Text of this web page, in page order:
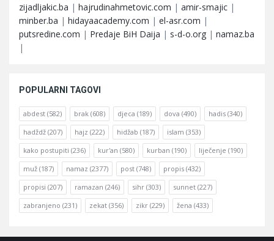
zijadljakic.ba | hajrudinahmetovic.com | amir-smajic |
minber.ba | hidayaacademy.com | el-asr.com |
putsredine.com | Predaje BiH Daija | s-d-o.org | namaz.ba
|
POPULARNI TAGOVI
abdest (582) brak (608) djeca (189) dova (490) hadis (340)
hadždž (207) hajz (222) hidžab (187) islam (353)
kako postupiti (236) kur'an (580) kurban (190) liječenje (190)
muž (187) namaz (2377) post (748) propis (432)
propisi (207) ramazan (246) sihr (303) sunnet (227)
zabranjeno (231) zekat (356) zikr (229) žena (433)